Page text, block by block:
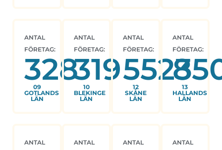
ANTAL
FÖRETAG:
328
09
GOTLANDS
LÄN
ANTAL
FÖRETAG:
319
10
BLEKINGE
LÄN
ANTAL
FÖRETAG:
5523
12
SKÅNE
LÄN
ANTAL
FÖRETAG:
13
HALLANDS
LÄN
ANTAL
ANTAL
ANTAL
ANTAL